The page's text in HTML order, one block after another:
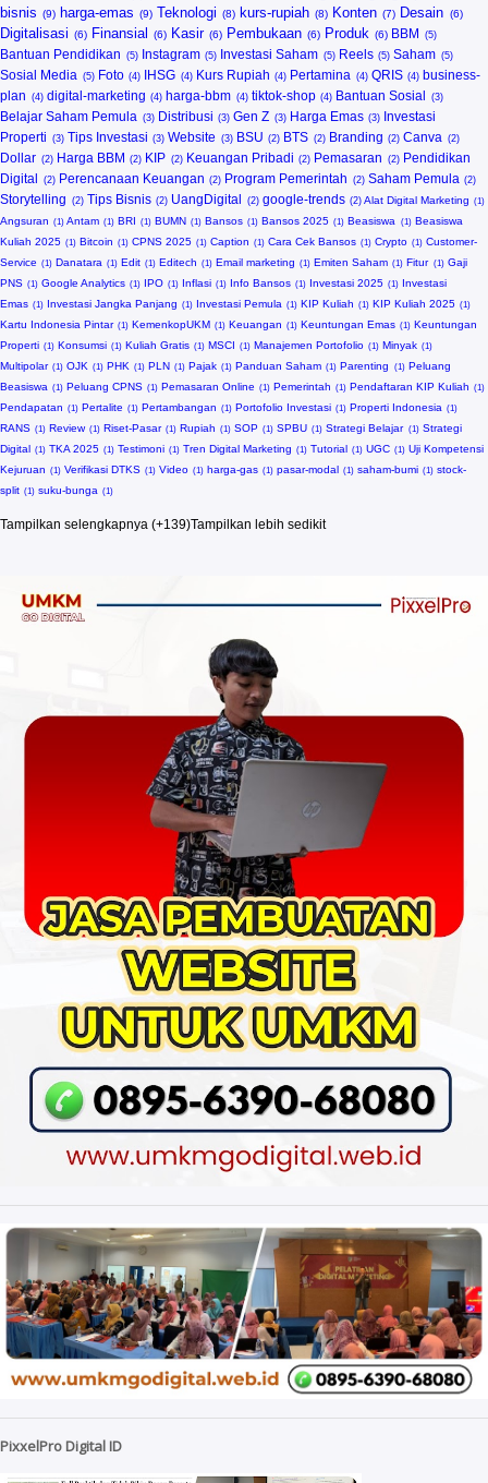
bisnis
harga-emas Teknologi kurs-rupiah Konten
Desain
Digitalisasi
Finansial Kasir Pembukaan Produk
BBM
Bantuan Pendidikan
Instagram Investasi Saham Reels
Saham
Sosial Media
Foto IHSG Kurs Rupiah Pertamina QRIS
business-
plan
digital-marketing harga-bbm tiktok-shop
Bantuan Sosial
Belajar Saham Pemula
Distribusi Gen Z Harga Emas
Investasi
Properti
Tips Investasi Website BSU BTS Branding
Canva
Dollar
Harga BBM KIP Keuangan Pribadi Pemasaran
Pendidikan
Digital
Perencanaan Keuangan Program Pemerintah
Saham Pemula
Storytelling
Tips Bisnis UangDigital google-trends
Alat Digital Marketing
Angsuran
Antam BRI BUMN Bansos Bansos 2025 Beasiswa
Beasiswa
Kuliah 2025
Bitcoin CPNS 2025 Caption Cara Cek Bansos Crypto
Customer-
Service
Danatara Edit Editech Email marketing Emiten Saham Fitur
Gaji
PNS
Google Analytics IPO Inflasi Info Bansos Investasi 2025
Investasi
Emas
Investasi Jangka Panjang Investasi Pemula KIP Kuliah
KIP Kuliah 2025
Kartu Indonesia Pintar
KemenkopUKM Keuangan Keuntungan Emas
Keuntungan
Properti
Konsumsi Kuliah Gratis MSCI Manajemen Portofolio
Minyak
Multipolar
OJK PHK PLN Pajak Panduan Saham Parenting
Peluang
Beasiswa
Peluang CPNS Pemasaran Online Pemerintah
Pendaftaran KIP Kuliah
Pendapatan
Pertalite Pertambangan Portofolio Investasi
Properti Indonesia
RANS
Review Riset-Pasar Rupiah SOP SPBU Strategi Belajar
Strategi
Digital
TKA 2025 Testimoni Tren Digital Marketing Tutorial UGC
Uji Kompetensi
Kejuruan
Verifikasi DTKS Video harga-gas pasar-modal saham-bumi
stock-
split
suku-bunga
Tampilkan selengkapnya (+139)Tampilkan lebih sedikit
PixxelPro Digital ID